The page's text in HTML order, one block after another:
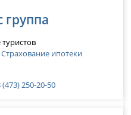
группа
Страхование ипотеки
(473) 250-20-50